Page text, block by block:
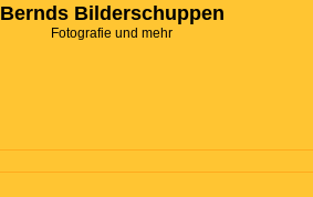
Bernds Bilderschuppen
Fotografie und mehr